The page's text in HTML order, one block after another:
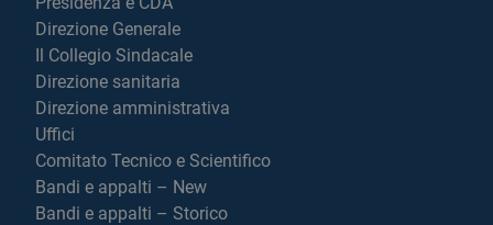
Direzione Generale
Il Collegio Sindacale
Direzione sanitaria
Direzione amministrativa
Uffici
Comitato Tecnico e Scientifico
Bandi e appalti – New
Bandi e appalti – Storico